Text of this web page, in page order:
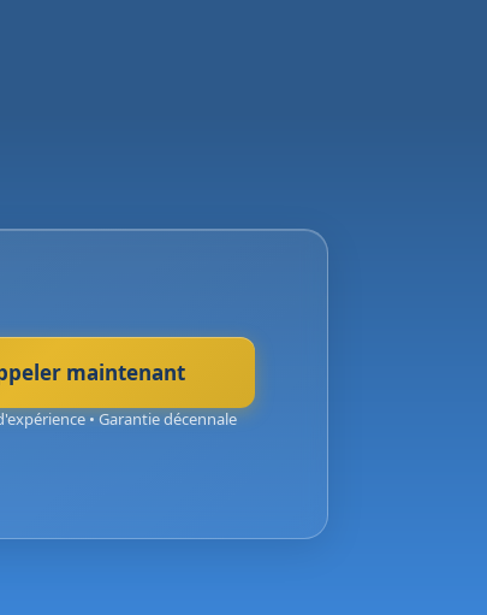
maintenant
• Garantie décennale